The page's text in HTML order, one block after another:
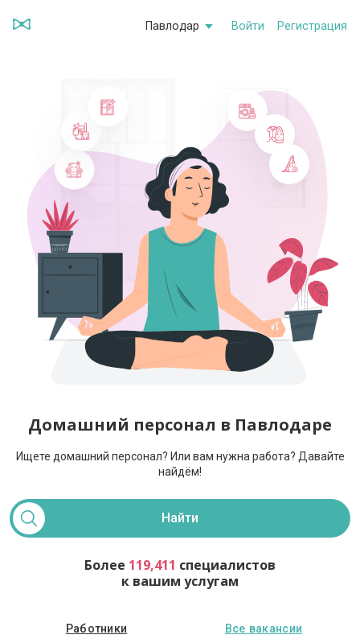
Павлодар Войти Регистрация
Домашний персонал в Павлодаре
Ищете домашний персонал? Или вам нужна работа? Давайте
найдём!
Найти
Более 119,411 специалистов
к вашим услугам
Работники Все вакансии